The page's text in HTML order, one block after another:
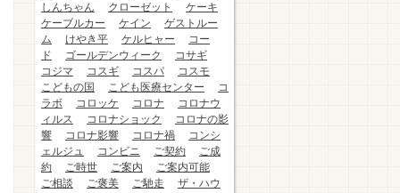
しんちゃん
クローゼット
ケーキ
ケーブルカー
ケイン
ゲストルー
ム
けやき平 ケルヒャー
コー
ド
ゴールデンウィーク
コサギ
コジマ
コスギ コスパ
コスモ
こどもの国
こども医療センター
コ
ラボ
コロッケ コロナ
コロナウ
ィルス
コロナショック
コロナの影
響
コロナ影響 コロナ禍
コンシ
ェルジュ
コンビニ ご契約
ご成
約
ご時世 ご案内
ご案内可能
ご相談
ご褒美 ご馳走
ザ・ハウ